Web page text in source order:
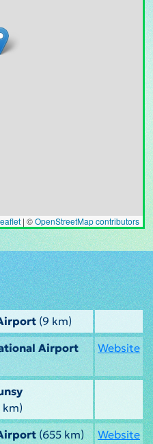
| ©OpenStreetMap contributors
(9 km)
Airport
Website
km)
(655 km)
Website